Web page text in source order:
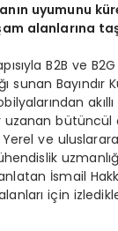
uyumunu
alanlarına
B2B ve
sunan Bayındır
uzanan
Yerel ve
İsmail Hakkı
için